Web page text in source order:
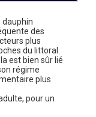
dauphin
des
plus
du littoral.
est bien sûr lié
régime
plus
pour un